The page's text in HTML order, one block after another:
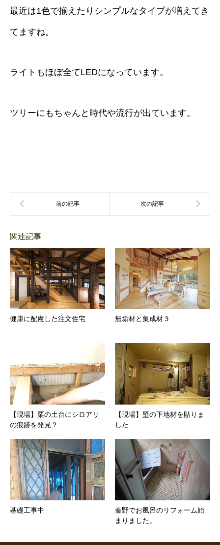
最近は1色で揃えたりシンプルなタイプが増えてき
てますね。
ライトもほぼ全てLEDになっています。
ツリーにもちゃんと時代や流行が出ています。
関連記事
健康に配慮した注文住宅 無垢材と集成材３
【現場】栗の土台にシロアリ
の痕跡を発見？
【現場】壁の下地材を貼りま
した
基礎工事中
秦野でお風呂のリフォーム始
まりました。